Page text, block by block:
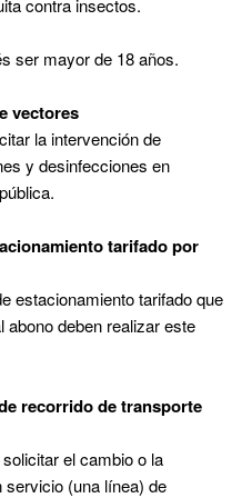
ser mayor de 18 años.
vectores
la intervención de
y desinfecciones en
tarifado por
estacionamiento tarifado que
deben realizar este
recorrido de transporte
el cambio o la
servicio (una línea) de